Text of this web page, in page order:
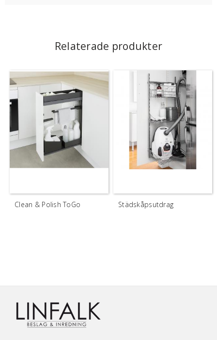
Relaterade produkter
Clean & Polish ToGo Städskåpsutdrag